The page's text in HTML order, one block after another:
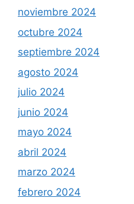
noviembre 2024
octubre 2024
septiembre 2024
agosto 2024
julio 2024
junio 2024
mayo 2024
abril 2024
marzo 2024
febrero 2024